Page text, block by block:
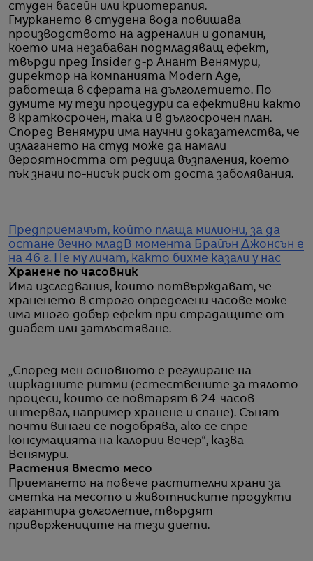
студен басейн или криотерапия.
Гмуркането в студена вода повишава
производството на адреналин и допамин,
което има незабаван подмладяващ ефект,
твърди пред Insider д-р Анант Венямури,
директор на компанията Modern Age,
работеща в сферата на дълголетието. По
думите му тези процедури са ефективни както
в краткосрочен, така и в дългосрочен план.
Според Венямури има научни доказателства, че
излагането на студ може да намали
вероятността от редица възпаления, което
пък значи по-нисък риск от доста заболявания.
Предприемачът, който плаща милиони, за да
остане вечно млад В момента Брайън Джонсън е
на 46 г. Не му личат, както бихме казали у нас
Хранене по часовник
Има изследвания, които потвърждават, че
храненето в строго определени часове може
има много добър ефект при страдащите от
диабет или затлъстяване.
„Според мен основното е регулиране на
циркадните ритми (естествените за тялото
процеси, които се повтарят в 24-часов
интервал, например хранене и спане). Сънят
почти винаги се подобрява, ако се спре
консумацията на калории вечер“, казва
Венямури.
Растения вместо месо
Приемането на повече растителни храни за
сметка на месото и животниските продукти
гарантира дълголетие, твърдят
привържениците на тези диети.